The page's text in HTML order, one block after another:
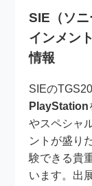
SIE（ソ
インメン
情報
SIEの
PlayStation
やスペシャ
ントが盛り
験できる貴
います。出